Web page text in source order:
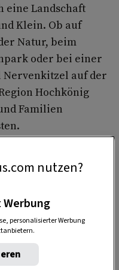
eine Landschaft
Klein. Ob auf
Natur, beim
oder bei einer
auf der
Hochkönig
Familien
Maria Alm
Zeit mitten
Bergwelt der
Prinzensee mit
dem
nutzen?
personalisierter Werbung